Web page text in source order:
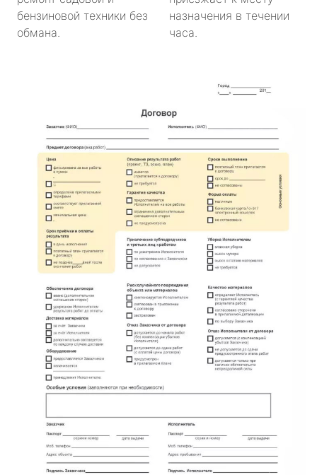
бензиновой техники без
обмана.
назначения в течении
часа.